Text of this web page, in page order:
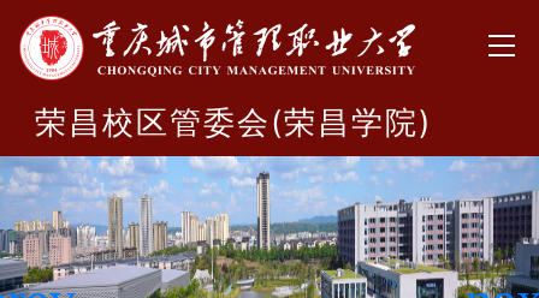
荣昌校区管委会(荣昌学院)